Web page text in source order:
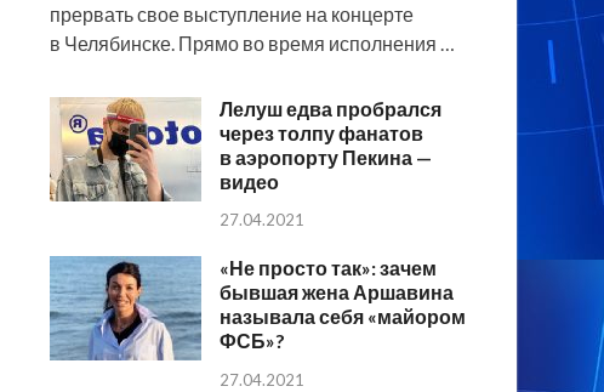
прервать свое выступление на концерте
в Челябинске. Прямо во время исполнения …
Лелуш едва пробрался
через толпу фанатов
в аэропорту Пекина —
видео
27.04.2021
«Не просто так»: зачем
бывшая жена Аршавина
называла себя «майором
ФСБ»?
27.04.2021